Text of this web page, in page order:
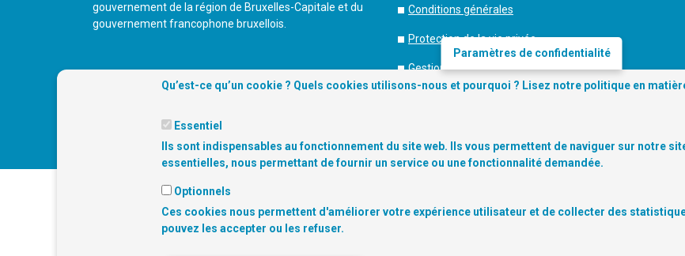
gouvernement de la région de Bruxelles-Capitale et du
gouvernement francophone bruxellois.
Conditions générales
Protection de la vie privée
Gestion des cookies
PARTENAIRES
Paramètres de confidentialité
Qu’est-ce qu’un cookie ? Quels cookies utilisons-nous et pourquoi ? Lisez notre politique en
Essentiel
Ils sont indispensables au fonctionnement du site web. Ils vous permettent de naviguer sur notre
essentielles, nous permettant de fournir un service ou une fonctionnalité demandée.
Optionnels
Ces cookies nous permettent d'améliorer votre expérience utilisateur et de collecter des
pouvez les accepter ou les refuser.